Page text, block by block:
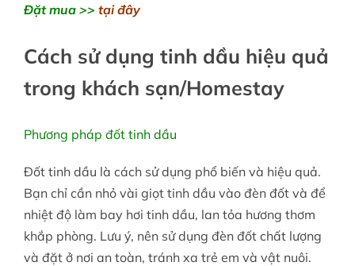
Đặt mua >> tại đây
Cách sử dụng tinh dầu hiệu quả
trong khách sạn/Homestay
Phương pháp đốt tinh dầu
Đốt tinh dầu là cách sử dụng phổ biến và hiệu quả.
Bạn chỉ cần nhỏ vài giọt tinh dầu vào đèn đốt và để
nhiệt độ làm bay hơi tinh dầu, lan tỏa hương thơm
khắp phòng. Lưu ý, nên sử dụng đèn đốt chất lượng
và đặt ở nơi an toàn, tránh xa trẻ em và vật nuôi.